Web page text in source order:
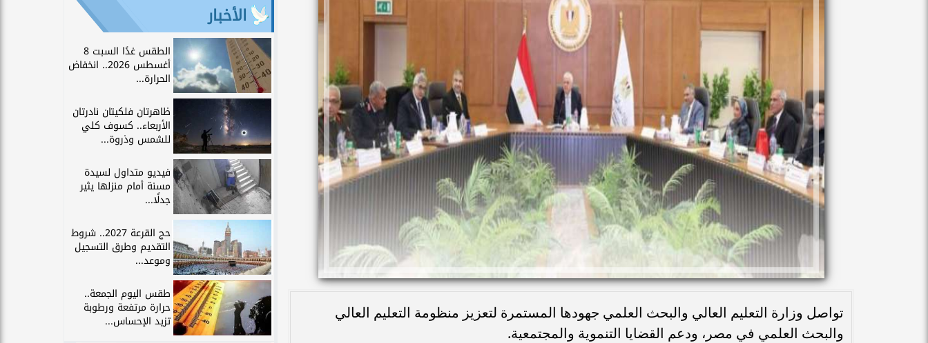
تواصل وزارة التعليم العالي والبحث العلمي جهودها المستمرة لتعزيز منظومة التعليم العالي
والبحث العلمي في مصر، ودعم القضايا التنموية والمجتمعية.
الأخبار
الطقس غدًا السبت 8
أغسطس 2026.. انخفاض
الحرارة...
ظاهرتان فلكيتان نادرتان
الأربعاء.. كسوف كلي
للشمس وذروة...
فيديو متداول لسيدة
مسنة أمام منزلها يثير
جدلًا...
حج القرعة 2027.. شروط
التقديم وطرق التسجيل
وموعد...
طقس اليوم الجمعة..
حرارة مرتفعة ورطوبة
تزيد الإحساس...